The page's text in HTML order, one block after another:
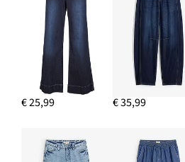
€ 13,99
IN WINKELMANDJE
Strappy pumps met een smalle hak
€ 29,99
IN WINKELMANDJE
€ 20,99
€ 25,99 € 35,99